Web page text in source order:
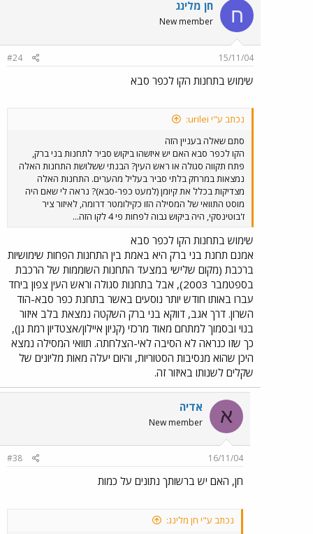
ח חן מלינג
New member
15/11/04
#24
שימוש בתחנות הקו לכפר סבא
נכתב ע"י urilei:
סתם שאלה בעניין הזה
הקו לכפר סבא האם יש איזשהו ביקוש סביר לתחנות בני ברק,
פתח תקווה סגולה או ראש העין? הבנתי ששלושת התחנות האלה
נמצאות במרחק בלתי סביר בעליל מהערים. התחנות האלה
מצדיקות בכלל את קיומן (למעט כפר-סבא)? נראה לי שאם היה
מוסט התוואי של המסילה הזו כקילומטר דרומה, לאיזור ציר
ז'בוטינסקי, היה ביקוש גבוה לפחות פי 4 לקו הזה...
שימוש בתחנות הקו לכפר סבא
אמנם תחנת בני ברק היא באמת בין התחנות הפחות שימושיות
ברכבת (מקום שלישי במצעד התחנות השוממות של הרכבת
בספטמבר 2003), אבל בתחנות סגולה וראש העין צפון ביחד
עברו באותו חודש יותר נוסעים באשר בתחנת כפר סבא-הוד
השרון. דרך אגב, דווקא בני ברק השקטה נמצאת בלב איזור
בנוי ובסמוך למתחם מאוד מרכזי (קניון איילון/אצטדיון רמת גן),
כך שזו כנראה לא הסיבה לאי-הצלחתה. תוואי המסילה נמצא
היכן שהוא מנסיבות הסטוריות, והיום יעלה מאות מליונים של
שקלים לשנותו באיזור זה.
א אדיה
New member
16/11/04
#38
חן, האם יש ברשותך נתונים על כמות
נכתב ע"י חן מלינג: